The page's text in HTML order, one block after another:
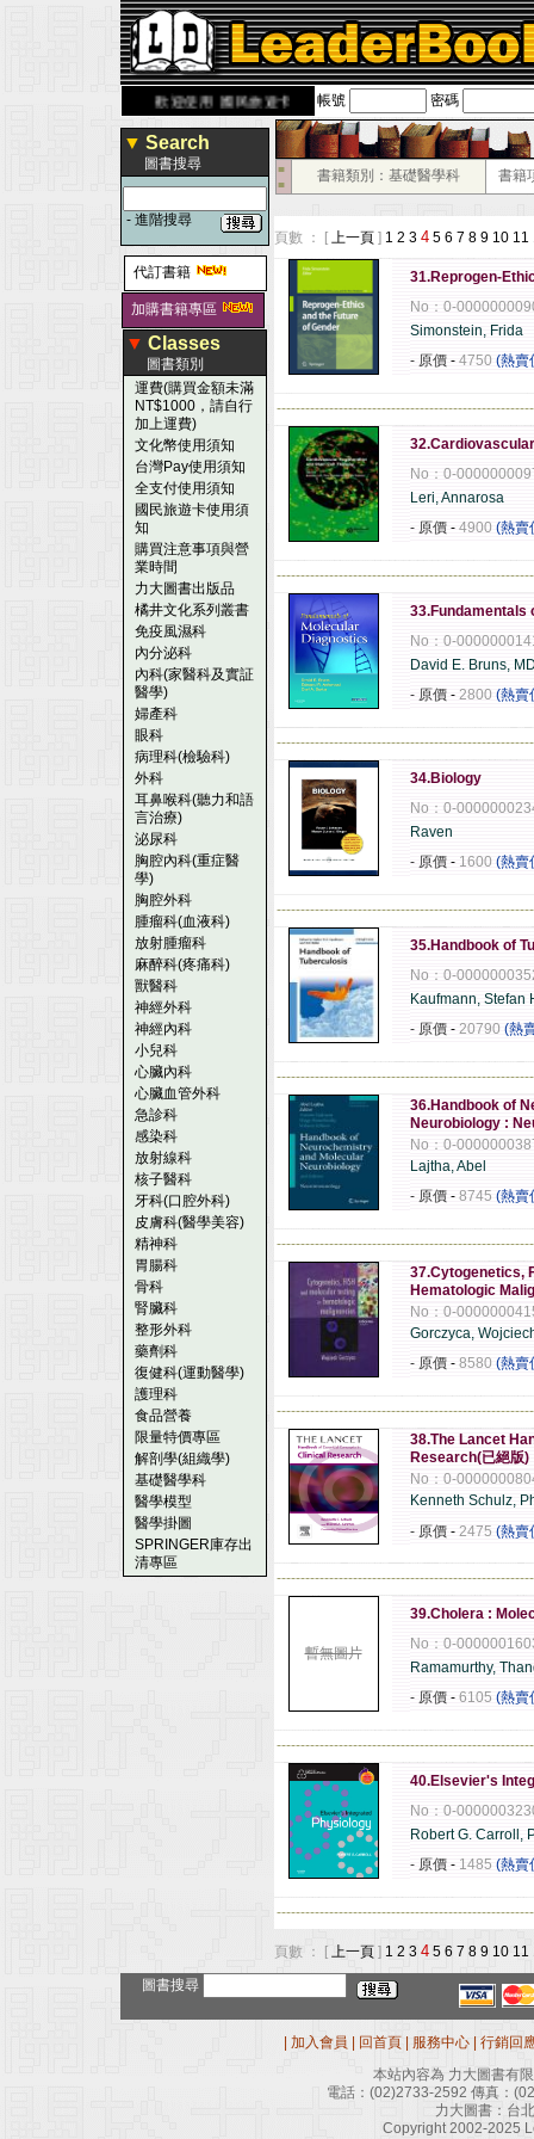
歡迎使用 國民旅遊卡！！ 帳號 密碼
▼ Search
圖書搜尋
- 進階搜尋
代訂書籍
加購書籍專區
▼ Classes
圖書類別
運費(購買金額未滿
NT$1000，請自行
加上運費)
文化幣使用須知
台灣Pay使用須知
全支付使用須知
國民旅遊卡使用須
知
購買注意事項與營
業時間
力大圖書出版品
橘井文化系列叢書
免疫風濕科
內分泌科
內科(家醫科及實証
醫學)
婦產科
眼科
病理科(檢驗科)
外科
耳鼻喉科(聽力和語
言治療)
泌尿科
胸腔內科(重症醫
學)
胸腔外科
腫瘤科(血液科)
放射腫瘤科
麻醉科(疼痛科)
獸醫科
神經外科
神經內科
小兒科
心臟內科
心臟血管外科
急診科
感染科
放射線科
核子醫科
牙科(口腔外科)
皮膚科(醫學美容)
精神科
胃腸科
骨科
腎臟科
整形外科
藥劑科
復健科(運動醫學)
護理科
食品營養
限量特價專區
解剖學(組織學)
基礎醫學科
醫學模型
醫學掛圖
SPRINGER庫存出
清專區
■
■
書籍類別：基礎醫學科 書籍
頁數 ： [ 上一頁 ] 1 2 3 4 5 6 7 8 9 10 11
31.Reprogen-
No：0-
Simonstein, Frida
- 原價 - 4750 (熱賣
No：0-
Leri, Annarosa
- 原價 - 4900 (熱賣
33.Fundamentals
No：0-
David E. Bruns,
- 原價 - 2800 (熱賣
34.Biology
No：0-
Raven
- 原價 - 1600 (熱賣
35.Handbook of
No：0-
Kaufmann, Stefan
- 原價 - 20790 (熱
36.Handbook of
Neurobiology :
No：0-
Lajtha, Abel
- 原價 - 8745 (熱賣
37.Cytogenetics,
Hematologic
No：0-
Gorczyca,
- 原價 - 8580 (熱賣
38.The Lancet
Research(已絕版)
No：0-
Kenneth Schulz,
- 原價 - 2475 (熱賣
暫無圖片
39.Cholera :
No：0-
Ramamurthy,
- 原價 - 6105 (熱賣
40.Elsevier's
No：0-
Robert G. Carroll,
- 原價 - 1485 (熱賣
頁數 ： [ 上一頁 ] 1 2 3 4 5 6 7 8 9 10 11
圖書搜尋
加入會員 回首頁 服務中心
行銷回
本站內容為 力大圖書有
電話： (02)2733-2592 傳真：
力大圖書：台
Copyright 2002-2025